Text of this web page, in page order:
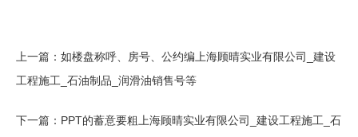
上一篇： 如楼盘称呼、房号、公约编上海顾晴实业有限公司_建设
工程施工_石油制品_润滑油销售号等
下一篇： PPT的蓄意要粗上海顾晴实业有限公司_建设工程施工_石